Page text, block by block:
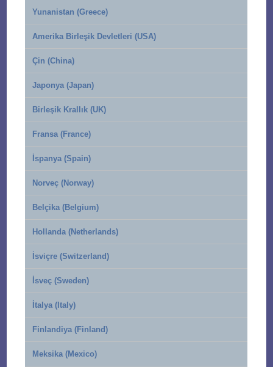
Yunanistan (Greece)
Amerika Birleşik Devletleri (USA)
Çin (China)
Japonya (Japan)
Birleşik Krallık (UK)
Fransa (France)
İspanya (Spain)
Norveç (Norway)
Belçika (Belgium)
Hollanda (Netherlands)
İsviçre (Switzerland)
İsveç (Sweden)
İtalya (Italy)
Finlandiya (Finland)
Meksika (Mexico)